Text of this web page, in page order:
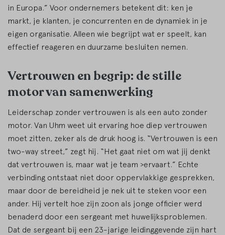
in Europa.” Voor ondernemers betekent dit: ken je
markt, je klanten, je concurrenten en de dynamiek in je
eigen organisatie. Alleen wie begrijpt wat er speelt, kan
effectief reageren en duurzame besluiten nemen.
Vertrouwen en begrip: de stille
motor van samenwerking
Leiderschap zonder vertrouwen is als een auto zonder
motor. Van Uhm weet uit ervaring hoe diep vertrouwen
moet zitten, zeker als de druk hoog is. “Vertrouwen is een
two-way street,” zegt hij. “Het gaat niet om wat jij denkt
dat vertrouwen is, maar wat je team >ervaart.” Echte
verbinding ontstaat niet door oppervlakkige gesprekken,
maar door de bereidheid je nek uit te steken voor een
ander. Hij vertelt hoe zijn zoon als jonge officier werd
benaderd door een sergeant met huwelijksproblemen.
Dat de sergeant bij een 23-jarige leidinggevende zijn hart